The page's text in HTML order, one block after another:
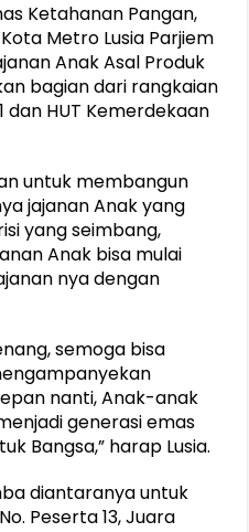
Ketahanan Pangan,
Metro Lusia Parjiem
Anak Asal Produk
bagian dari rangkaian
dan HUT Kemerdekaan
untuk membangun
jajanan Anak yang
yang seimbang,
Anak bisa mulai
nya dengan
semoga bisa
nanti, Anak-anak
generasi emas
Bangsa,” harap Lusia.
diantaranya untuk
Peserta 13, Juara